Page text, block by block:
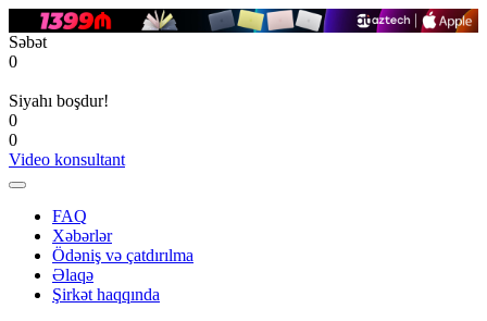
Səbət
0
Siyahı boşdur!
0
0
Video konsultant
FAQ
Xəbərlər
Ödəniş və çatdırılma
Əlaqə
Şirkət haqqında